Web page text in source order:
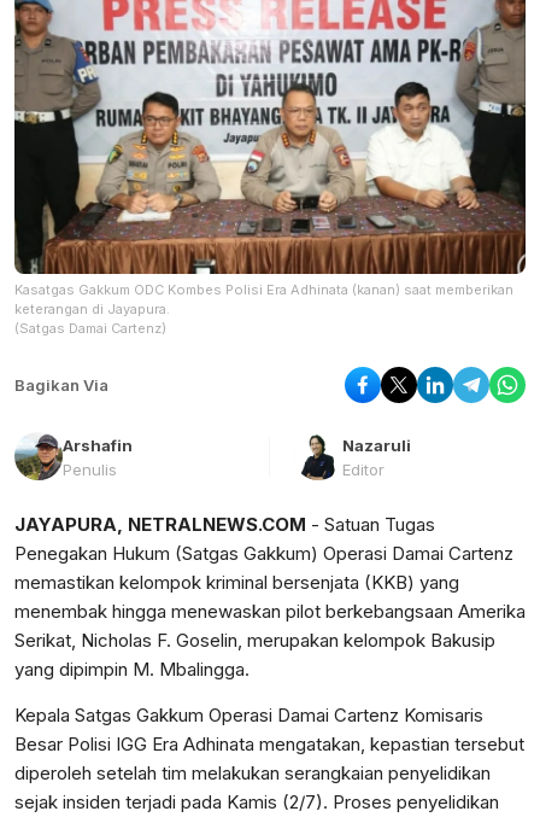
Kasatgas Gakkum ODC Kombes Polisi Era Adhinata (kanan) saat memberikan
keterangan di Jayapura.
(Satgas Damai Cartenz)
Bagikan Via
Arshafin
Penulis
Nazaruli
Editor
JAYAPURA, NETRALNEWS.COM - Satuan Tugas
Penegakan Hukum (Satgas Gakkum) Operasi Damai Cartenz
memastikan kelompok kriminal bersenjata (KKB) yang
menembak hingga menewaskan pilot berkebangsaan Amerika
Serikat, Nicholas F. Goselin, merupakan kelompok Bakusip
yang dipimpin M. Mbalingga.
Kepala Satgas Gakkum Operasi Damai Cartenz Komisaris
Besar Polisi IGG Era Adhinata mengatakan, kepastian tersebut
diperoleh setelah tim melakukan serangkaian penyelidikan
sejak insiden terjadi pada Kamis (2/7). Proses penyelidikan